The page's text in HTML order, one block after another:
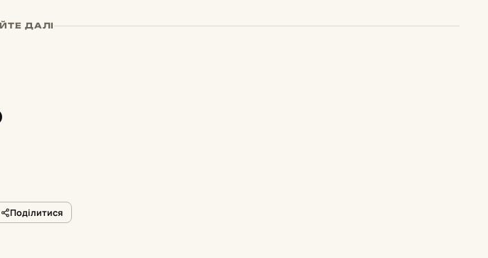
ДАЛІ
Поділитися